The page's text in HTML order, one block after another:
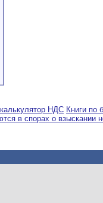
калькулятор НДС Книги по
в спорах о взыскании